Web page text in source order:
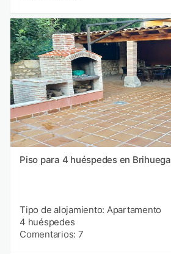
Piso para 4 huéspedes en Brihuega
Tipo de alojamiento: Apartamento
4 huéspedes
Comentarios: 7